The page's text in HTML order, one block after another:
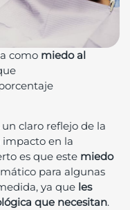
como miedo al
un claro reflejo de la
en la
es que este miedo
para algunas
ya que les
que necesitan.